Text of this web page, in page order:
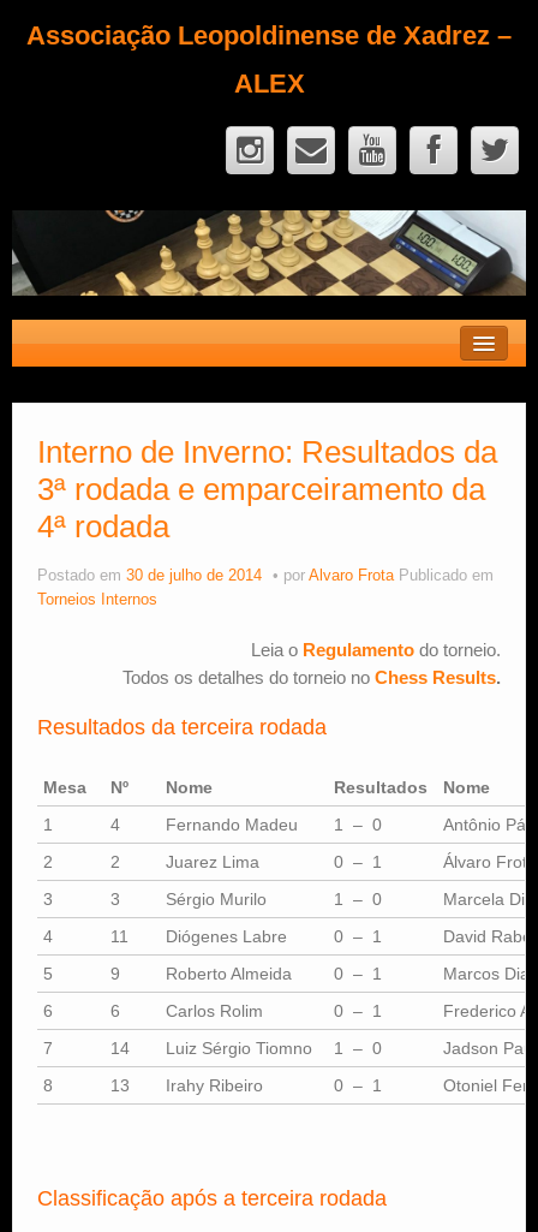
Associação Leopoldinense de Xadrez –
ALEX
Fique Sócio
Quem Somos?
Calendário
Estude Xadrez
Interno de Inverno: Resultados da
3ª rodada e emparceiramento da
4ª rodada
Postado em 30 de julho de 2014 por Alvaro Frota Publicado em
Torneios Internos
Leia o Regulamento do torneio.
Todos os detalhes do torneio no Chess Results.
Resultados da terceira rodada
Mesa Nº Nome Resultados
Nome
1
4 Fernando Madeu 1 – 0
Antônio
2
2 Juarez Lima 0 – 1
Álvaro Frota
3
3 Sérgio Murilo 1 – 0
Marcela
4
11 Diógenes Labre 0 – 1
David
5
9 Roberto Almeida 0 – 1
Marcos Diaz
6
6 Carlos Rolim 0 – 1
Frederico
7
14 Luiz Sérgio Tiomno 1 – 0
Jadson
8
13 Irahy Ribeiro 0 – 1 Otoniel
Classificação após a terceira rodada